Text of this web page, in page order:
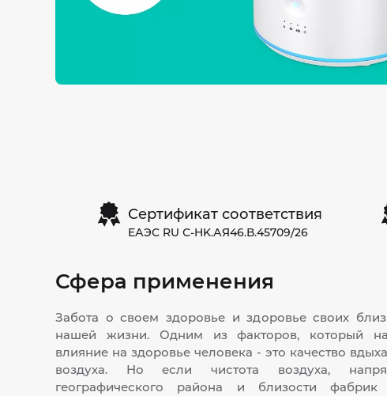
Сертификат соответствия
ЕАЭС RU С-HK.АЯ46.В.45709/26
Сфера применения
Забота о своем здоровье и здоровье своих
нашей жизни. Одним из факторов, который
влияние на здоровье человека - это качество
воздуха. Но если чистота воздуха,
географического района и близости